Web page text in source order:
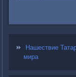
Нашествие
мира